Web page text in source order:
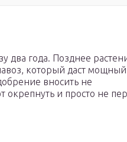
два года. Позднее
который даст мощный
вносить не
окрепнуть и просто не